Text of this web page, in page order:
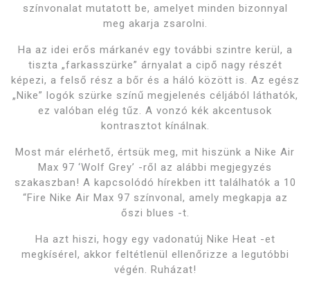
színvonalat mutatott be, amelyet minden bizonnyal
meg akarja zsarolni.
Ha az idei erős márkanév egy további szintre kerül, a
tiszta „farkasszürke” árnyalat a cipő nagy részét
képezi, a felső rész a bőr és a háló között is. Az egész
„Nike” logók szürke színű megjelenés céljából láthatók,
ez valóban elég tűz. A vonzó kék akcentusok
kontrasztot kínálnak.
Most már elérhető, értsük meg, mit hiszünk a Nike Air
Max 97 ‘Wolf Grey’ -ről az alábbi megjegyzés
szakaszban! A kapcsolódó hírekben itt találhatók a 10
“Fire Nike Air Max 97 színvonal, amely megkapja az
őszi blues -t.
Ha azt hiszi, hogy egy vadonatúj Nike Heat -et
megkísérel, akkor feltétlenül ellenőrizze a legutóbbi
végén. Ruházat!